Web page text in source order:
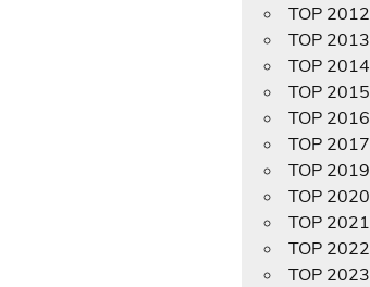
TOP 2012
TOP 2013
TOP 2014
TOP 2015
TOP 2016
TOP 2017
TOP 2019
TOP 2020
TOP 2021
TOP 2022
TOP 2023